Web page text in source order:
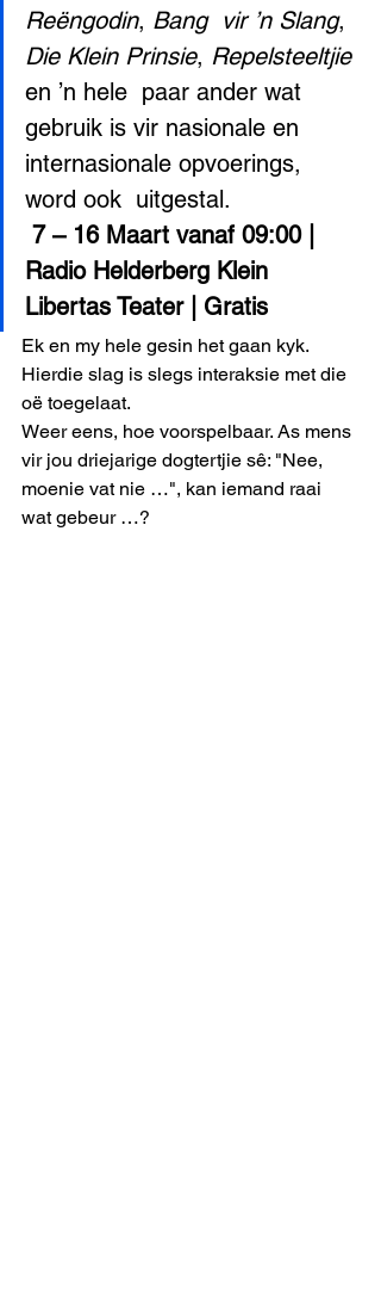
Reëngodin, Bang  vir ’n Slang,
Die Klein Prinsie, Repelsteeltjie
en ’n hele  paar ander wat
gebruik is vir nasionale en
internasionale opvoerings,
word ook  uitgestal.
7 – 16 Maart vanaf 09:00 |
Radio Helderberg Klein
Libertas Teater | Gratis
Ek en my hele gesin het gaan kyk.
Hierdie slag is slegs interaksie met die
oë toegelaat.
Weer eens, hoe voorspelbaar. As mens
vir jou driejarige dogtertjie sê: "Nee,
moenie vat nie …", kan iemand raai
wat gebeur …?